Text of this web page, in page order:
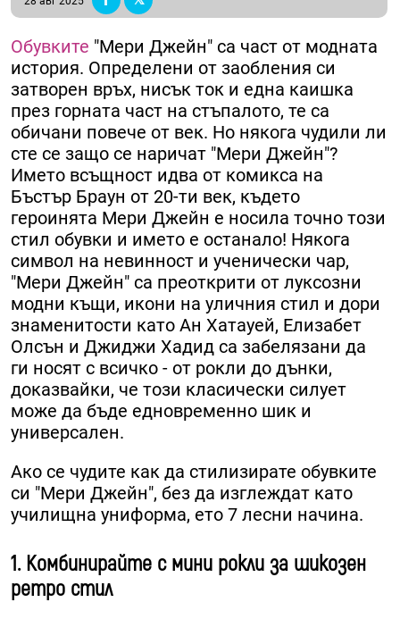
Обувките "Мери Джейн" са част от модната
история. Определени от заобления си
затворен връх, нисък ток и една каишка
през горната част на стъпалото, те са
обичани повече от век. Но някога чудили ли
сте се защо се наричат ​​"Мери Джейн"?
Името всъщност идва от комикса на
Бъстър Браун от 20-ти век, където
героинята Мери Джейн е носила точно този
стил обувки и името е останало! Някога
символ на невинност и ученически чар,
"Мери Джейн" са преоткрити от луксозни
модни къщи, икони на уличния стил и дори
знаменитости като Ан Хатауей, Елизабет
Олсън и Джиджи Хадид са забелязани да
ги носят с всичко - от рокли до дънки,
доказвайки, че този класически силует
може да бъде едновременно шик и
универсален.
Ако се чудите как да стилизирате обувките
си "Мери Джейн", без да изглеждат като
училищна униформа, ето 7 лесни начина.
1. Комбинирайте с мини рокли за шикозен
ретро стил